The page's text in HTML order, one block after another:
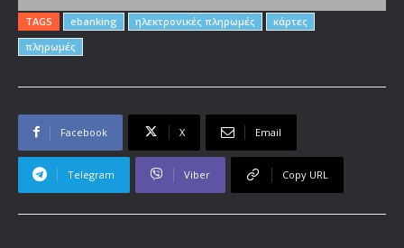
TAGS ebanking ηλεκτρονικές πληρωμές
κάρτες
πληρωμές
Facebook X Email
Telegram Viber Copy URL